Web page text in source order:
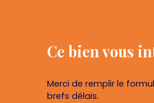
Ce bienvous
Merci de remplir le
brefs délais.